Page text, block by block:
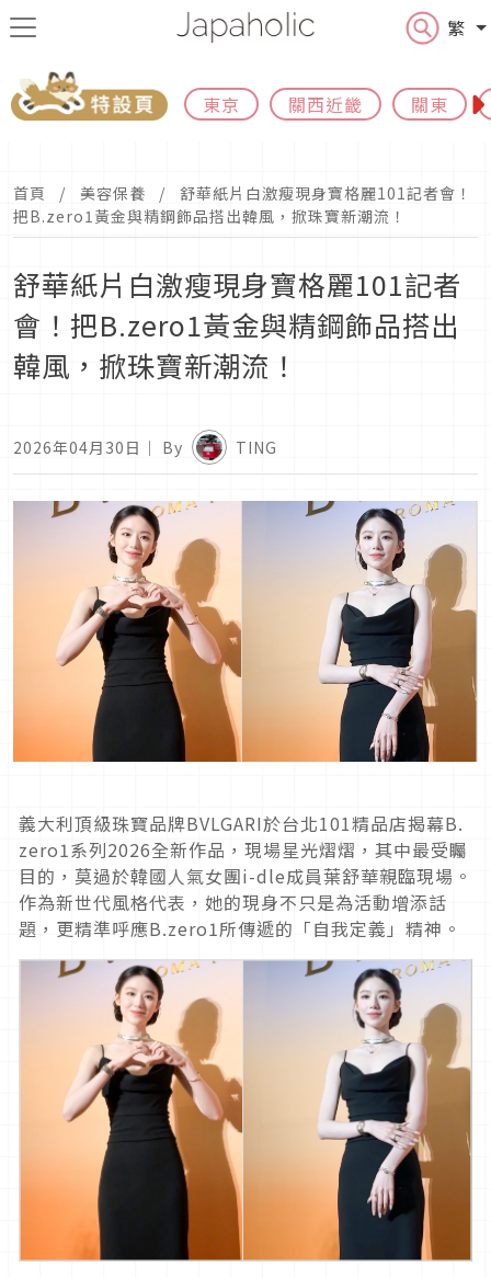
繁
東京 關西近畿 關東
首頁 美容保養
舒華紙片白激瘦現身寶格麗101記者會！
把B.zero1黃金與精鋼飾品搭出韓風，掀珠寶新潮流！
舒華紙片白激瘦現身寶格麗101記者
會！把B.zero1黃金與精鋼飾品搭出
韓風，掀珠寶新潮流！
2026年04月30日 ｜ By TING
義大利頂級珠寶品牌BVLGARI於台北101精品店揭幕B.
zero1系列2026全新作品，現場星光熠熠，其中最受矚
目的，莫過於韓國人氣女團i-dle成員葉舒華親臨現場。
作為新世代風格代表，她的現身不只是為活動增添話
題，更精準呼應B.zero1所傳遞的「自我定義」精神。